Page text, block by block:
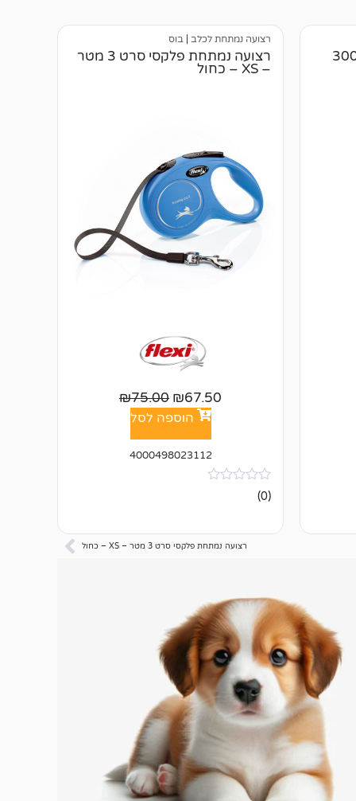
לאקווריום אטמן 300
רצועה נמתחת לכלב | בוס
רצועה נמתחת פלקסי סרט 3 מטר
– XS – כחול
₪67.50
₪75.00
הוספה לסל
4000498023112
אין
ביקורות
(0)
רצועה נמתחת פלקסי סרט 3 מטר – XS – כחול